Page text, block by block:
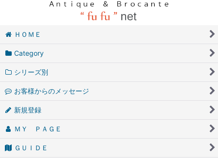
ＨＯＭＥ
Category
シリーズ別
お客様からのメッセージ
新規登録
ＭＹ ＰＡＧＥ
ＧＵＩＤＥ